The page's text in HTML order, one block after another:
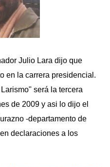
Julio Lara dijo que
en la carrera presidencial.
será la tercera
de 2009 y asi lo dijo e
-departamento de
declaraciones a los